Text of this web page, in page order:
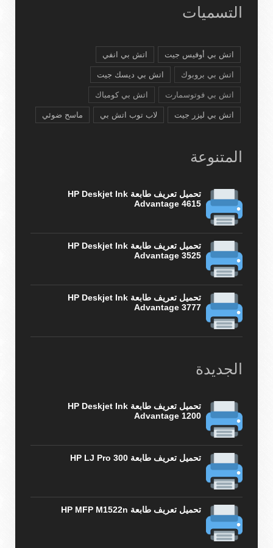
التسميات
اتش بي أوفيس جيت اتش بي انفي
اتش بي بروبوك اتش بي ديسك جيت
اتش بي فوتوسمارت اتش بي كومباك
اتش بي ليزر جيت لاب توب اتش بي ماسح ضوئي
المتنوعة
تحميل تعريف طابعة HP Deskjet Ink
Advantage 4615
تحميل تعريف طابعة HP Deskjet Ink
Advantage 3525
تحميل تعريف طابعة HP Deskjet Ink
Advantage 3777
الجديدة
تحميل تعريف طابعة HP Deskjet Ink
Advantage 1200
تحميل تعريف طابعة HP LJ Pro 300
تحميل تعريف طابعة HP MFP M1522n